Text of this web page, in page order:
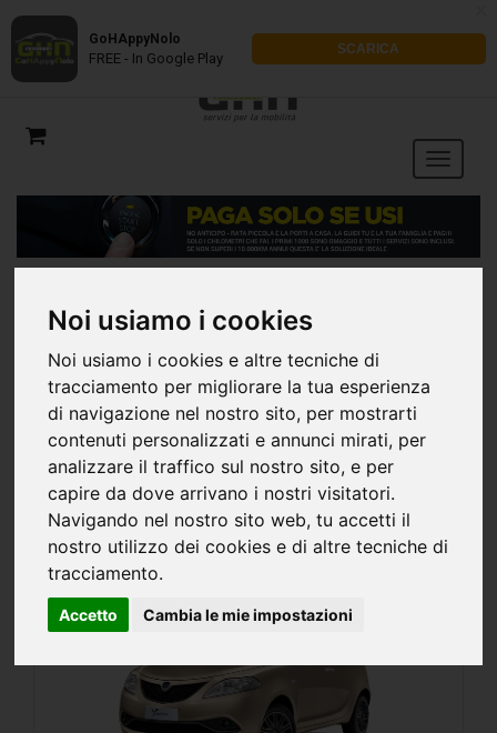
Noi usiamo i cookies
Noi usiamo i cookies e altre tecniche di
tracciamento per migliorare la tua esperienza
di navigazione nel nostro sito, per mostrarti
contenuti personalizzati e annunci mirati, per
analizzare il traffico sul nostro sito, e per
capire da dove arrivano i nostri visitatori.
Navigando nel nostro sito web, tu accetti il
nostro utilizzo dei cookies e di altre tecniche di
tracciamento.
Accetto Cambia le mie impostazioni
GoHAppyNolo
FREE - In Google Play
SCARICA
Ordina per
LANCIA YPSILON 1.0 70CV
HYBRID GOLD PAY